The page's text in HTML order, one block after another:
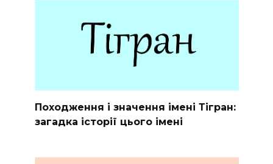
Походження і значення імені Тігран:
загадка історії цього імені